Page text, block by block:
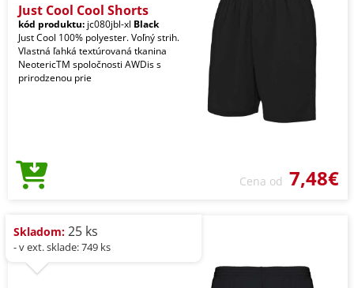
Just Cool Cool Shorts
kód produktu: jc080jbl-xl Black
Just Cool 100% polyester. Voľný strih.
Vlastná ľahká textúrovaná tkanina
NeotericTM spoločnosti AWDis s
prirodzenou prie
Cena od 7,48€
Skladom: 25 ks
- v ext. sklade: 749 ks